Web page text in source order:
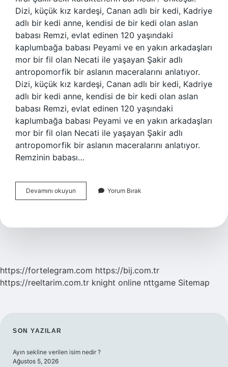
Dizi, küçük kız kardeşi, Canan adlı bir kedi, Kadriye
adlı bir kedi anne, kendisi de bir kedi olan aslan
babası Remzi, evlat edinen 120 yaşındaki
kaplumbağa babası Peyami ve en yakın arkadaşları
mor bir fil olan Necati ile yaşayan Şakir adlı
antropomorfik bir aslanın maceralarını anlatıyor.
Dizi, küçük kız kardeşi, Canan adlı bir kedi, Kadriye
adlı bir kedi anne, kendisi de bir kedi olan aslan
babası Remzi, evlat edinen 120 yaşındaki
kaplumbağa babası Peyami ve en yakın arkadaşları
mor bir fil olan Necati ile yaşayan Şakir adlı
antropomorfik bir aslanın maceralarını anlatıyor.
Remzinin babası…
Devamını okuyun
Babasının
Yorum Bırak
https://fortelegram.com https://bij.com.tr
https://reeltarim.com.tr knight online nttgame Sitemap
SIDEBAR
SON YAZILAR
Ayın sekline verilen isim nedir ?
Ağustos 5, 2026